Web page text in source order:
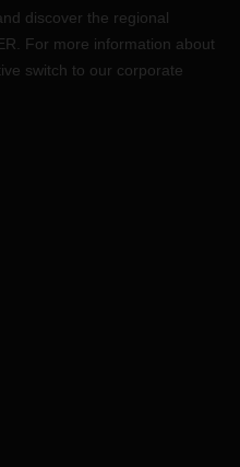
discover the regional
For more information about
switch to our corporate